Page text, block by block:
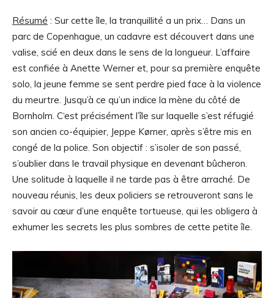
Résumé : Sur cette île, la tranquillité a un prix… Dans un
parc de Copenhague, un cadavre est découvert dans une
valise, scié en deux dans le sens de la longueur. L’affaire
est confiée à Anette Werner et, pour sa première enquête
solo, la jeune femme se sent perdre pied face à la violence
du meurtre. Jusqu’à ce qu’un indice la mène du côté de
Bornholm. C‘est précisément l’île sur laquelle s’est réfugié
son ancien co-équipier, Jeppe Kørner, après s’être mis en
congé de la police. Son objectif : s’isoler de son passé,
s’oublier dans le travail physique en devenant bûcheron.
Une solitude à laquelle il ne tarde pas à être arraché. De
nouveau réunis, les deux policiers se retrouveront sans le
savoir au cœur d’une enquête tortueuse, qui les obligera à
exhumer les secrets les plus sombres de cette petite île.